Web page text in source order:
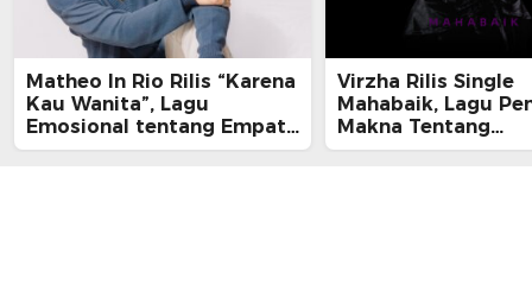
Matheo In Rio Rilis “Karena
Kau Wanita”, Lagu
Emosional tentang Empati
dan Kelelahan Perempuan
Virzha Rilis Single
Mahabaik, Lagu
Makna Tentang
Pengampunan dan